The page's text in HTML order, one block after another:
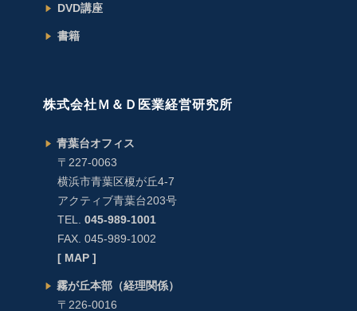
DVD講座
書籍
株式会社Ｍ＆Ｄ医業経営研究所
青葉台オフィス
〒227-0063
横浜市青葉区榎が丘4-7
アクティブ青葉台203号
TEL. 045-989-1001
FAX. 045-989-1002
[ MAP ]
霧が丘本部（経理関係）
〒226-0016